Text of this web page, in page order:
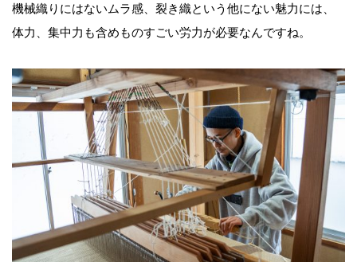
機械織りにはないムラ感、裂き織という他にない魅力には、
体力、集中力も含めものすごい労力が必要なんですね。